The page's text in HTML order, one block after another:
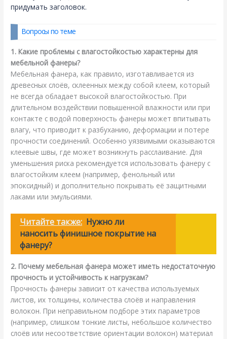
придумать заголовок.
Вопросы по теме
1. Какие проблемы с влагостойкостью характерны для
мебельной фанеры?
Мебельная фанера, как правило, изготавливается из
древесных слоёв, склеенных между собой клеем, который
не всегда обладает высокой влагостойкостью. При
длительном воздействии повышенной влажности или при
контакте с водой поверхность фанеры может впитывать
влагу, что приводит к разбуханию, деформации и потере
прочности соединений. Особенно уязвимыми оказываются
клеевые швы, где может возникнуть расслаивание. Для
уменьшения риска рекомендуется использовать фанеру с
влагостойким клеем (например, фенольный или
эпоксидный) и дополнительно покрывать её защитными
лаками или эмульсиями.
Читайте также: Нужно ли
наносить финишное покрытие на
фанеру?
2. Почему мебельная фанера может иметь недостаточную
прочность и устойчивость к нагрузкам?
Прочность фанеры зависит от качества используемых
листов, их толщины, количества слоёв и направления
волокон. При неправильном подборе этих параметров
(например, слишком тонкие листы, небольшое количество
слоёв или несоответствие ориентации волокон) материал